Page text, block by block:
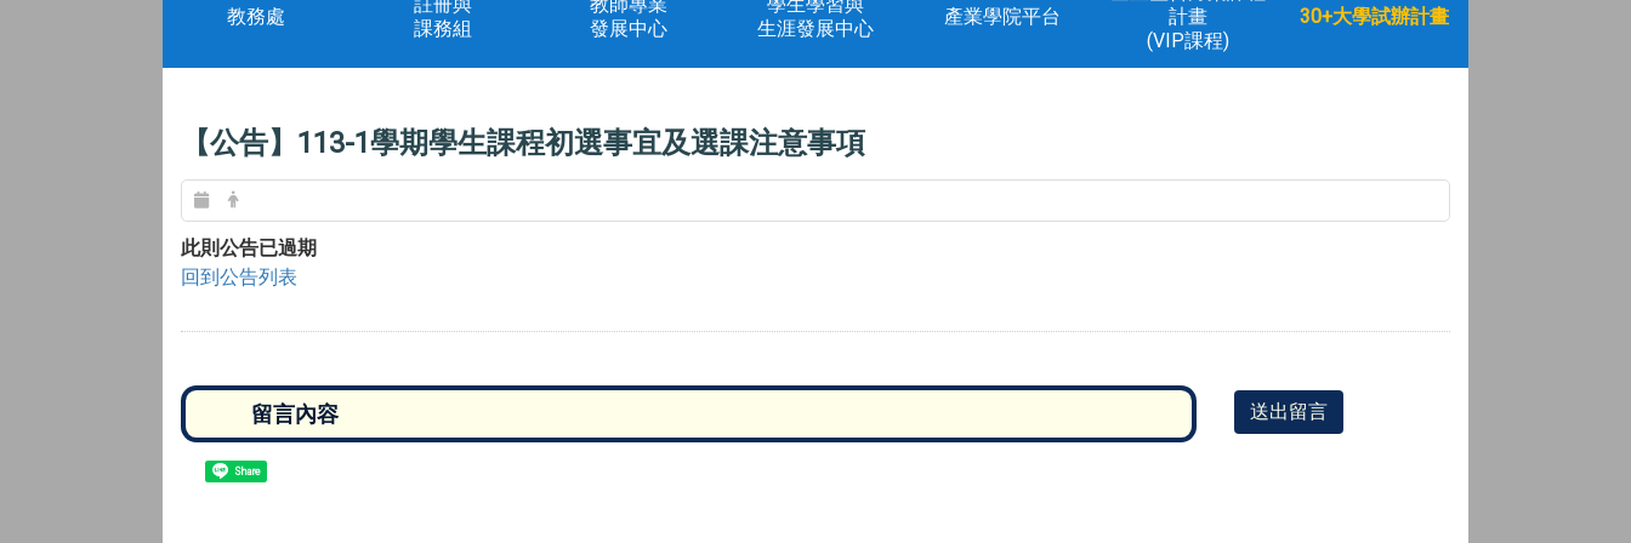
教務處
課務組
發展中心
生涯發展中心
產業學院平台
計畫
(VIP課程)
30+大學試辦計畫
【公告】113-1學期學生課程初選事宜及選課注意事項
此則公告已過期
回到公告列表
送出留言
Share